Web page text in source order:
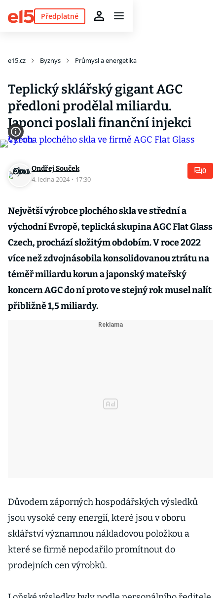
Předplatné
e15.cz Byznys Průmysl a energetika
Teplický sklářský gigant AGC
předloni prodělal miliardu.
Japonci poslali finanční injekci
Ondřej Souček
4. ledna 2024 · 17:30
0
Největší výrobce plochého skla ve střední a
východní Evropě, teplická skupina AGC Flat Glass
Czech, prochází složitým obdobím. V roce 2022
více než zdvojnásobila konsolidovanou ztrátu na
téměř miliardu korun a japonský mateřský
koncern AGC do ní proto ve stejný rok musel nalít
přibližně 1,5 miliardy.
Důvodem záporných hospodářských výsledků
jsou vysoké ceny energií, které jsou v oboru
sklářství významnou nákladovou položkou a
které se firmě nepodařilo promítnout do
prodejních cen výrobků.